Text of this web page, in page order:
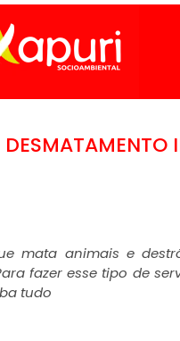
mata animais e
fazer esse tipo de
tudo